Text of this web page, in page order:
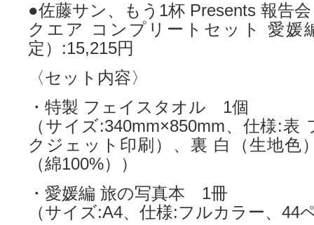
●佐藤サン、もう1杯 Presents 報告
クエア コンプリートセット 愛
定）:15,215円
〈セット内容〉
・特製 フェイスタオル 1個
（サイズ:340mm×850mm、仕様:表
クジェット印刷）、裏 白（生地色
（綿100%））
・愛媛編 旅の写真本 1冊
（サイズ:A4、仕様:フルカラー、44